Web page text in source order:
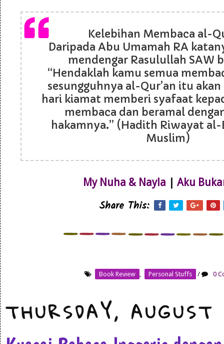
Kelebihan Membaca al-
Daripada Abu Umamah RA
mendengar Rasulullah SAW
“Hendaklah kamu semua
sesungguhnya al-Qur’an itu
hari kiamat memberi syafaat
membaca dan beramal
hakamnya.” (Hadith Riwayat
Muslim)
My Nuha & Nayla | Aku
Share This:
Book Review Personal Stuffs / 0
THURSDAY,